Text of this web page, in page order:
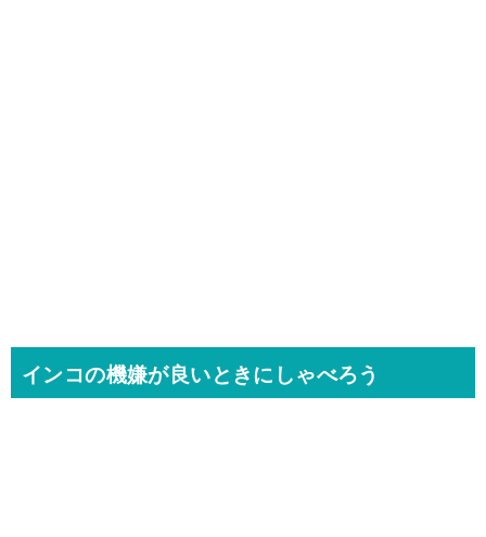
インコの機嫌が良いときにしゃべろう